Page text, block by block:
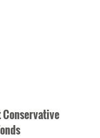
Conservative